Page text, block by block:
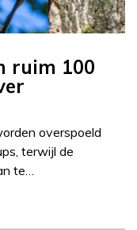
ruim 100
overspoeld
terwijl de
te…